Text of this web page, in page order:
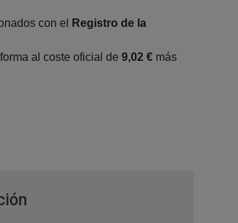
con el
Registro de la
al coste oficial de 9,02 € más